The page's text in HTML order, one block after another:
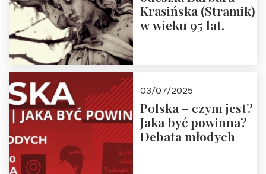
Krasińska (Stramik)
w wieku 95 lat.
03/07/2025
Polska – czym jest?
Jaka być powinna?
Debata młodych